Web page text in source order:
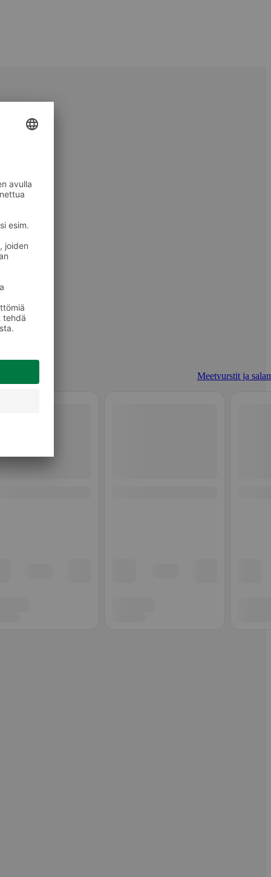
Meetvurstit ja